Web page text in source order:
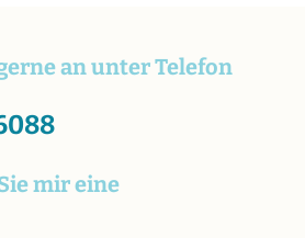
an unter Telefon
mir eine